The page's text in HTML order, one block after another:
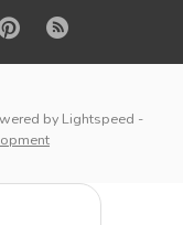
by Lightspeed -